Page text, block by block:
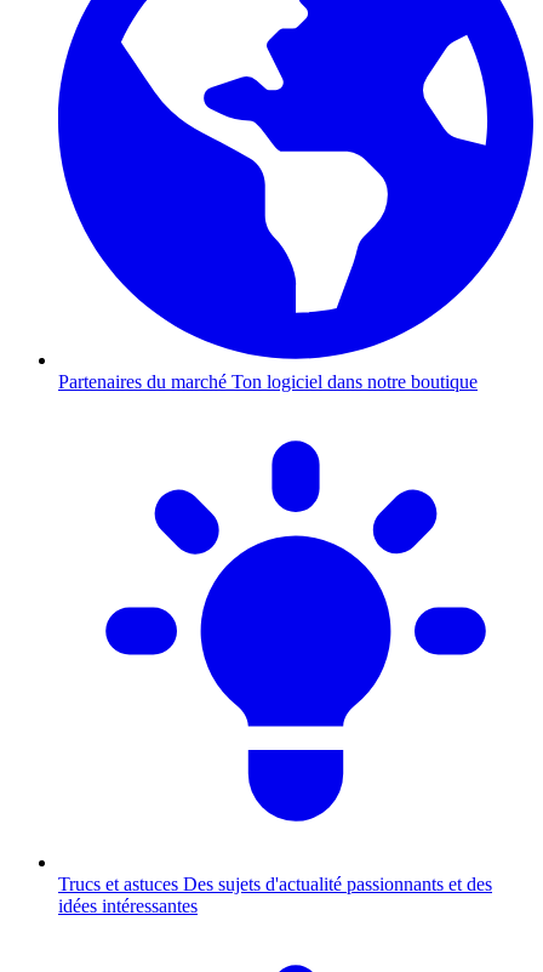
Partenaires du marché Ton logiciel dans notre boutique
Trucs et astuces Des sujets d'actualité passionnants et des
idées intéressantes